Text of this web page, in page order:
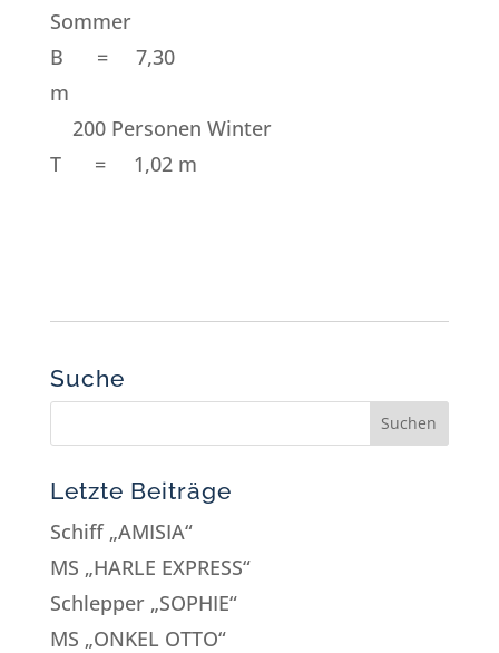
Sommer
B = 7,30
m
200 Personen Winter
T = 1,02 m
Suche
Letzte Beiträge
Schiff „AMISIA“
MS „HARLE EXPRESS“
Schlepper „SOPHIE“
MS „ONKEL OTTO“